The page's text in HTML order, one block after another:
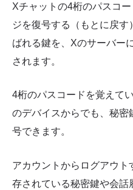
Xチャットの4桁のパスコ
ジを復号する（もとに戻
ばれる鍵を、Xのサーバー
されます。
4桁のパスコードを覚えて
のデバイスからでも、秘密
号できます。
アカウントからログアウ
存されている秘密鍵や会